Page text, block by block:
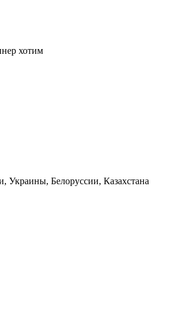
хотим
Украины, Белоруссии, Казахстана